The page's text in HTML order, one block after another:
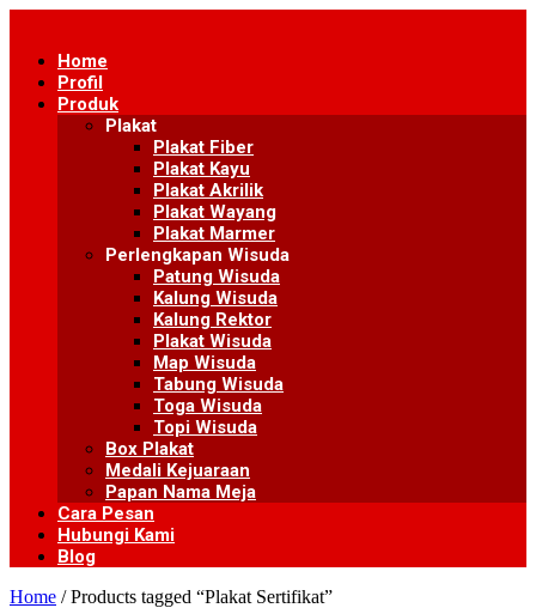
contentHome
Profil
Produk
Plakat
Plakat Fiber
Plakat Kayu
Plakat Akrilik
Plakat Wayang
Plakat Marmer
Perlengkapan Wisuda
Patung Wisuda
Kalung Wisuda
Kalung Rektor
Plakat Wisuda
Map Wisuda
Tabung Wisuda
Toga Wisuda
Topi Wisuda
Box Plakat
Medali Kejuaraan
Papan Nama Meja
Cara Pesan
Hubungi Kami
Blog
Home / Products tagged “Plakat Sertifikat”